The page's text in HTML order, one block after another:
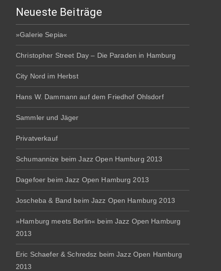
Neueste Beiträge
»Galerie Sepia«
Christopher Street Day – Die Paraden in Hamburg
City Nord im Herbst
Hans W. Dammann auf dem Friedhof Ohlsdorf
Sammler und Jäger
Privatverkauf
Schumannize beim Jazz Open Hamburg 2013
Dagefoer beim Jazz Open Hamburg 2013
Joscheba & Band beim Jazz Open Hamburg 2013
»Hamburg meets Berlin« beim Jazz Open Hamburg
2013
Eric Schaefer & Schredsz beim Jazz Open Hamburg
2013